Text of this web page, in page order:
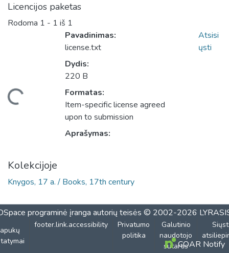
Licencijos paketas
Rodoma 1 - 1 iš 1
Įkeliama...
Pavadinimas:
license.txt
Dydis:
220 B
Formatas:
Item-specific license agreed
upon to submission
Aprašymas:
Atsisi
ųsti
Kolekcijoje
Knygos, 17 a. / Books, 17th century
programinė įranga autorių teisės © 2002-2026
footer.link.accessibility
Privatumo
politika
Galutinio
naudotojo
sutartisCOAR Notify